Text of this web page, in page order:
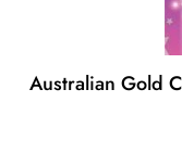
Australian Gold